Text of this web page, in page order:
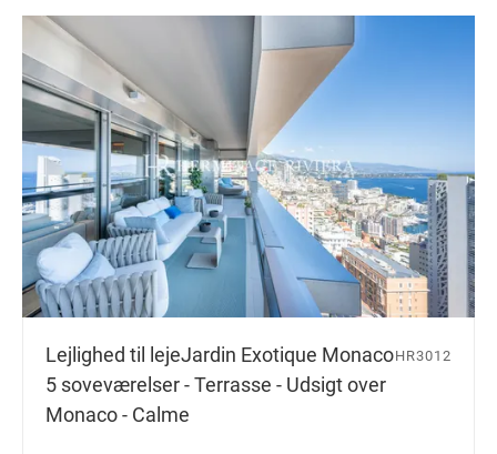
Lejlighed til lejeJardin Exotique Monaco
5 soveværelser - Terrasse - Udsigt over
Monaco - Calme
HR3012